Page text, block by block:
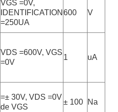
VGS =0V,
IDENTIFICATION
=250UA
600 V
VDS =600V, VGS
=0V
1 uA
=± 30V, VDS =0V
de VGS
± 100 Na